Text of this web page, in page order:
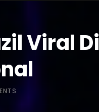
Viral Di